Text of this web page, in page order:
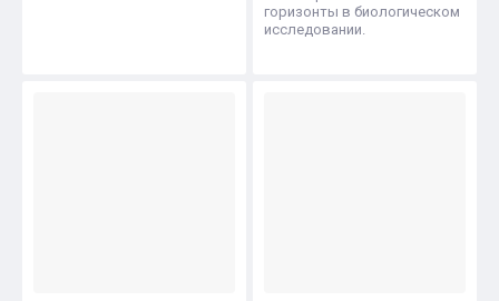
горизонты в биологическом
исследовании.